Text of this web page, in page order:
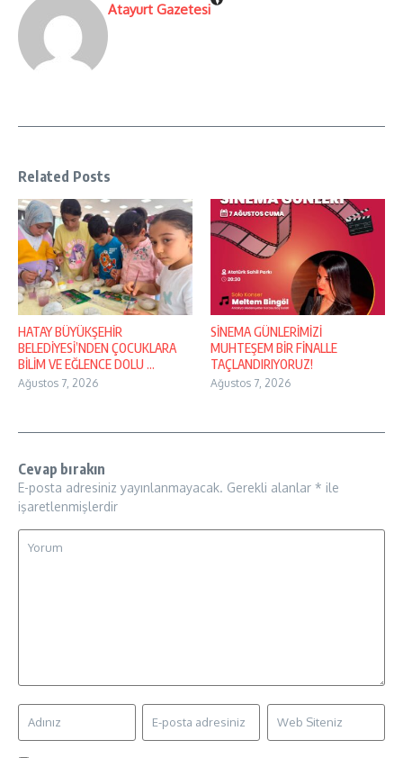
Atayurt Gazetesi
Related Posts
HATAY BÜYÜKŞEHİR
BELEDİYESİ’NDEN ÇOCUKLARA
BİLİM VE EĞLENCE DOLU ...
Ağustos 7, 2026
SİNEMA GÜNLERİMİZİ
MUHTEŞEM BİR FİNALLE
TAÇLANDIRIYORUZ!
Ağustos 7, 2026
Cevap bırakın
E-posta adresiniz yayınlanmayacak. Gerekli alanlar * ile
işaretlenmişlerdir